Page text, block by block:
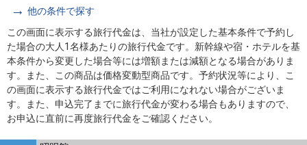
他の条件で探す
この画面に表示する旅行代金は、当社が設定した基本条件で予約し
た場合の大人1名様あたりの旅行代金です。新幹線や宿・ホテルを基
本条件から変更した場合等には増額または減額となる場合がありま
す。また、この商品は価格変動型商品です。予約状況等により、こ
の画面に表示する旅行代金ではご利用になれない場合がございま
す。また、申込完了までに旅行代金が変わる場合もありますので、
お申込に直前に再度旅行代金をご確認ください。